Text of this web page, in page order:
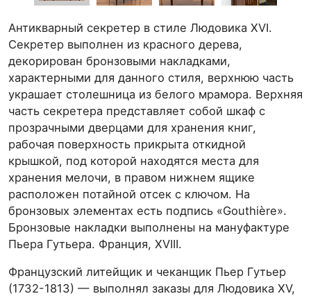
Антикварный секретер в стиле Людовика XVI.
Секретер выполнен из красного дерева,
декорирован бронзовыми накладками,
характерными для данного стиля, верхнюю часть
украшает столешница из белого мрамора. Верхняя
часть секретера представляет собой шкаф с
прозрачными дверцами для хранения книг,
рабочая поверхность прикрыта откидной
крышкой, под которой находятся места для
хранения мелочи, в правом нижнем ящике
расположен потайной отсек с ключом. На
бронзовых элементах есть подпись «Gouthière».
Бронзовые накладки выполнены на мануфактуре
Пьера Гутьера. Франция, XVIII.
Французский литейщик и чеканщик Пьер Гутьер
(1732-1813) — выполнял заказы для Людовика XV,